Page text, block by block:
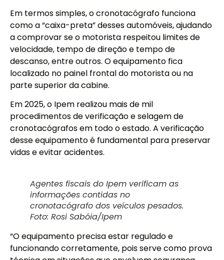
Em termos simples, o cronotacógrafo funciona
como a “caixa-preta” desses automóveis, ajudando
a comprovar se o motorista respeitou limites de
velocidade, tempo de direção e tempo de
descanso, entre outros. O equipamento fica
localizado no painel frontal do motorista ou na
parte superior da cabine.
Em 2025, o Ipem realizou mais de mil
procedimentos de verificação e selagem de
cronotacógrafos em todo o estado. A verificação
desse equipamento é fundamental para preservar
vidas e evitar acidentes.
Agentes fiscais do Ipem verificam as
informações contidas no
cronotacógrafo dos veículos pesados.
Foto: Rosi Sabóia/Ipem
“O equipamento precisa estar regulado e
funcionando corretamente, pois serve como prova